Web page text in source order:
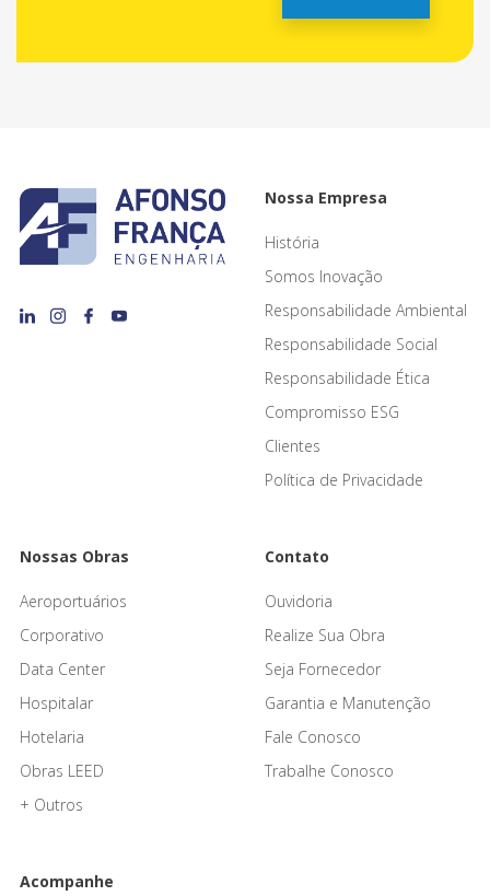
Nossa Empresa
História
Somos Inovação
Responsabilidade Ambiental
Responsabilidade Social
Responsabilidade Ética
Compromisso ESG
Clientes
Política de Privacidade
Nossas Obras
Aeroportuários
Corporativo
Data Center
Hospitalar
Hotelaria
Obras LEED
+ Outros
Contato
Ouvidoria
Realize Sua Obra
Seja Fornecedor
Garantia e Manutenção
Fale Conosco
Trabalhe Conosco
Acompanhe